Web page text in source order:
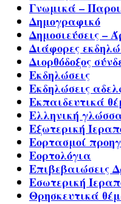
Γνωμικά –
Δημογραφικό
Δημοσιεύσεις –
Διάφορες
Διορθόδοξος
Εκδηλώσεις
Εκδηλώσεις
Εκπαιδευτικά
Ελληνική
Εξωτερική
Εορτασμοί
Εορτολόγια
Επιβεβαιώσεις
Εσωτερική
Θρησκευτικά